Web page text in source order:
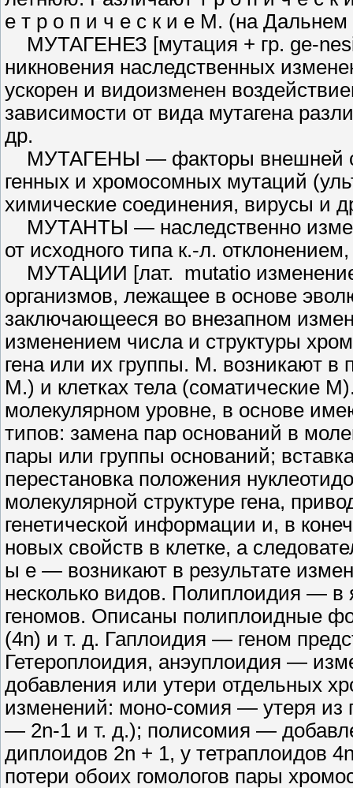
е т р о п и ч е с к и е М. (на
МУТАГЕНЕЗ [мутация + гр. ge-
никновения наследственных
ускорен и видоизменен
зависимости от вида мутагена
др.
МУТАГЕНЫ — факторы внешней
генных и хромосомных мутаций
химические соединения, вирусы и
МУТАНТЫ — наследственно
от исходного типа к.-л.
МУТАЦИИ [лат. mutatio
организмов, лежащее в основе
заключающееся во внезапном
изменением числа и структуры
гена или их группы. М. воз­никают в
М.) и клетках тела (со­матические
молекулярном уровне, в основе
типов: замена пар ос­нований в
пары или группы оснований;
перестановка положения
молекулярной структу­ре гена,
генетической инфор­мации и, в
новых свойств в клет­ке, а
ы е — возникают в результате
несколько видов. Полиплоидия — в
геномов. Опи­саны полиплоидные
(4n) и т. д. Гаплоидия — геном
Гетероплоидия, анэуплоидия —
добавления или утери отдельных
изменений: моно-сомия — утеря из
— 2n-1 и т. д.); полисомия —
диплоидов 2n + 1, у тетраплоидов
потери обоих гомологов пары